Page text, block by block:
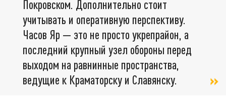
Покровском. Дополнительно стоит
учитывать и оперативную перспективу.
Часов Яр — это не просто укрепрайон, а
последний крупный узел обороны перед
выходом на равнинные пространства,
ведущие к Краматорску и Славянску.